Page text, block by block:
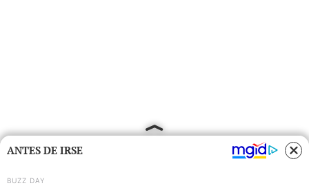
ANTES DE IRSE